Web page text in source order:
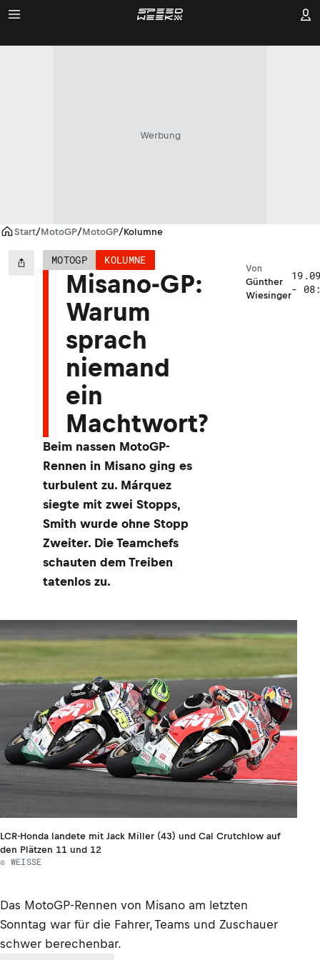
Werbung
Start/MotoGP/MotoGP/Kolumne
MOTOGP KOLUMNE
Misano-GP:
Warum
sprach
niemand
ein
Machtwort?
Beim nassen MotoGP-
Rennen in Misano ging es
turbulent zu. Márquez
siegte mit zwei Stopps,
Smith wurde ohne Stopp
Zweiter. Die Teamchefs
schauten dem Treiben
tatenlos zu.
Günther
Wiesinger
Von
-
LCR-Honda landete mit Jack Miller (43) und Cal Crutchlow auf
den Plätzen 11 und 12
© WEISSE
Das MotoGP-Rennen von Misano am letzten
Sonntag war für die Fahrer, Teams und Zuschauer
schwer berechenbar.